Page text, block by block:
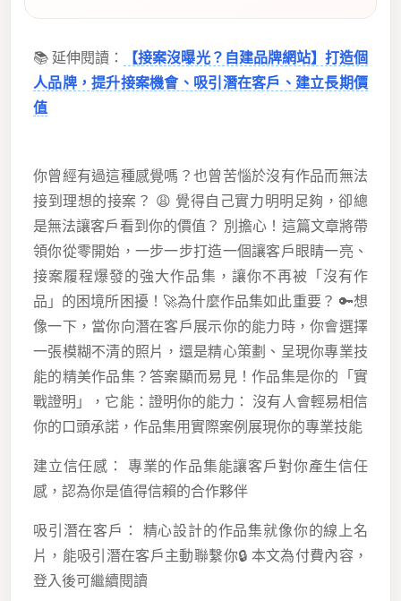
📚 延伸閱讀：
【接案沒曝光？自建品牌網站】打造個
人品牌，提升接案機會、吸引潛在客戶、建立長期價
值
你曾經有過這種感覺嗎？也曾苦惱於沒有作品而無法
接到理想的接案？ 😩 覺得自己實力明明足夠，卻總
是無法讓客戶看到你的價值？ 別擔心！這篇文章將帶
領你從零開始，一步一步打造一個讓客戶眼睛一亮、
接案履程爆發的強大作品集，讓你不再被「沒有作
品」的困境所困擾！🚀為什麼作品集如此重要？ 🔑想
像一下，當你向潛在客戶展示你的能力時，你會選擇
一張模糊不清的照片，還是精心策劃、呈現你專業技
能的精美作品集？答案顯而易見！作品集是你的「實
戰證明」，它能：證明你的能力： 沒有人會輕易相信
你的口頭承諾，作品集用實際案例展現你的專業技能
建立信任感： 專業的作品集能讓客戶對你產生信任
感，認為你是值得信賴的合作夥伴
吸引潛在客戶： 精心設計的作品集就像你的線上名
片，能吸引潛在客戶主動聯繫你🔒 本文為付費內容，
登入後可繼續閱讀